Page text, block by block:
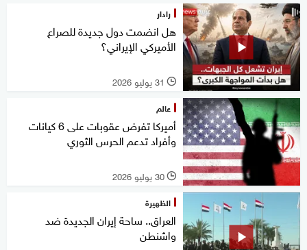
رادار
هل انضمت دول جديدة للصراع
الأميركي الإيراني؟
l 31 يوليو 2026
عالم
أميركا تفرض عقوبات على 6 كيانات
وأفراد تدعم الحرس الثوري
l 30 يوليو 2026
الظهيرة
العراق.. ساحة إيران الجديدة ضد
واشنطن